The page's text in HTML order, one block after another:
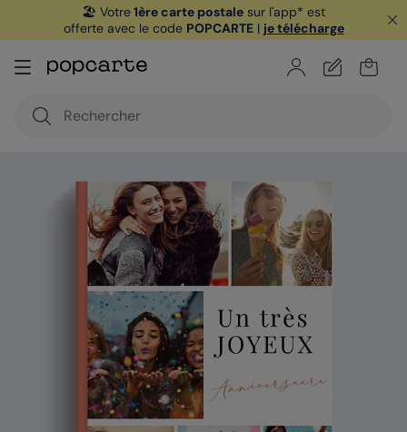
🏖️ Votre1ère carte postale sur l'app* est
offerte avec le code POPCARTE| je télécharge